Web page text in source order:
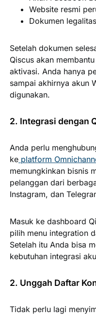
Website resmi
Dokumen
Setelah dokumen
Qiscus akan
aktivasi. Anda hanya
sampai akhirnya akun
digunakan.
2. Integrasi dengan
Anda perlu
ke platform
memungkinkan bisnis
pelanggan dari
Instagram, dan
Masuk ke dashboard
pilih menu integration
Setelah itu Anda bisa
kebutuhan integrasi
2. Unggah Daftar
Tidak perlu lagi